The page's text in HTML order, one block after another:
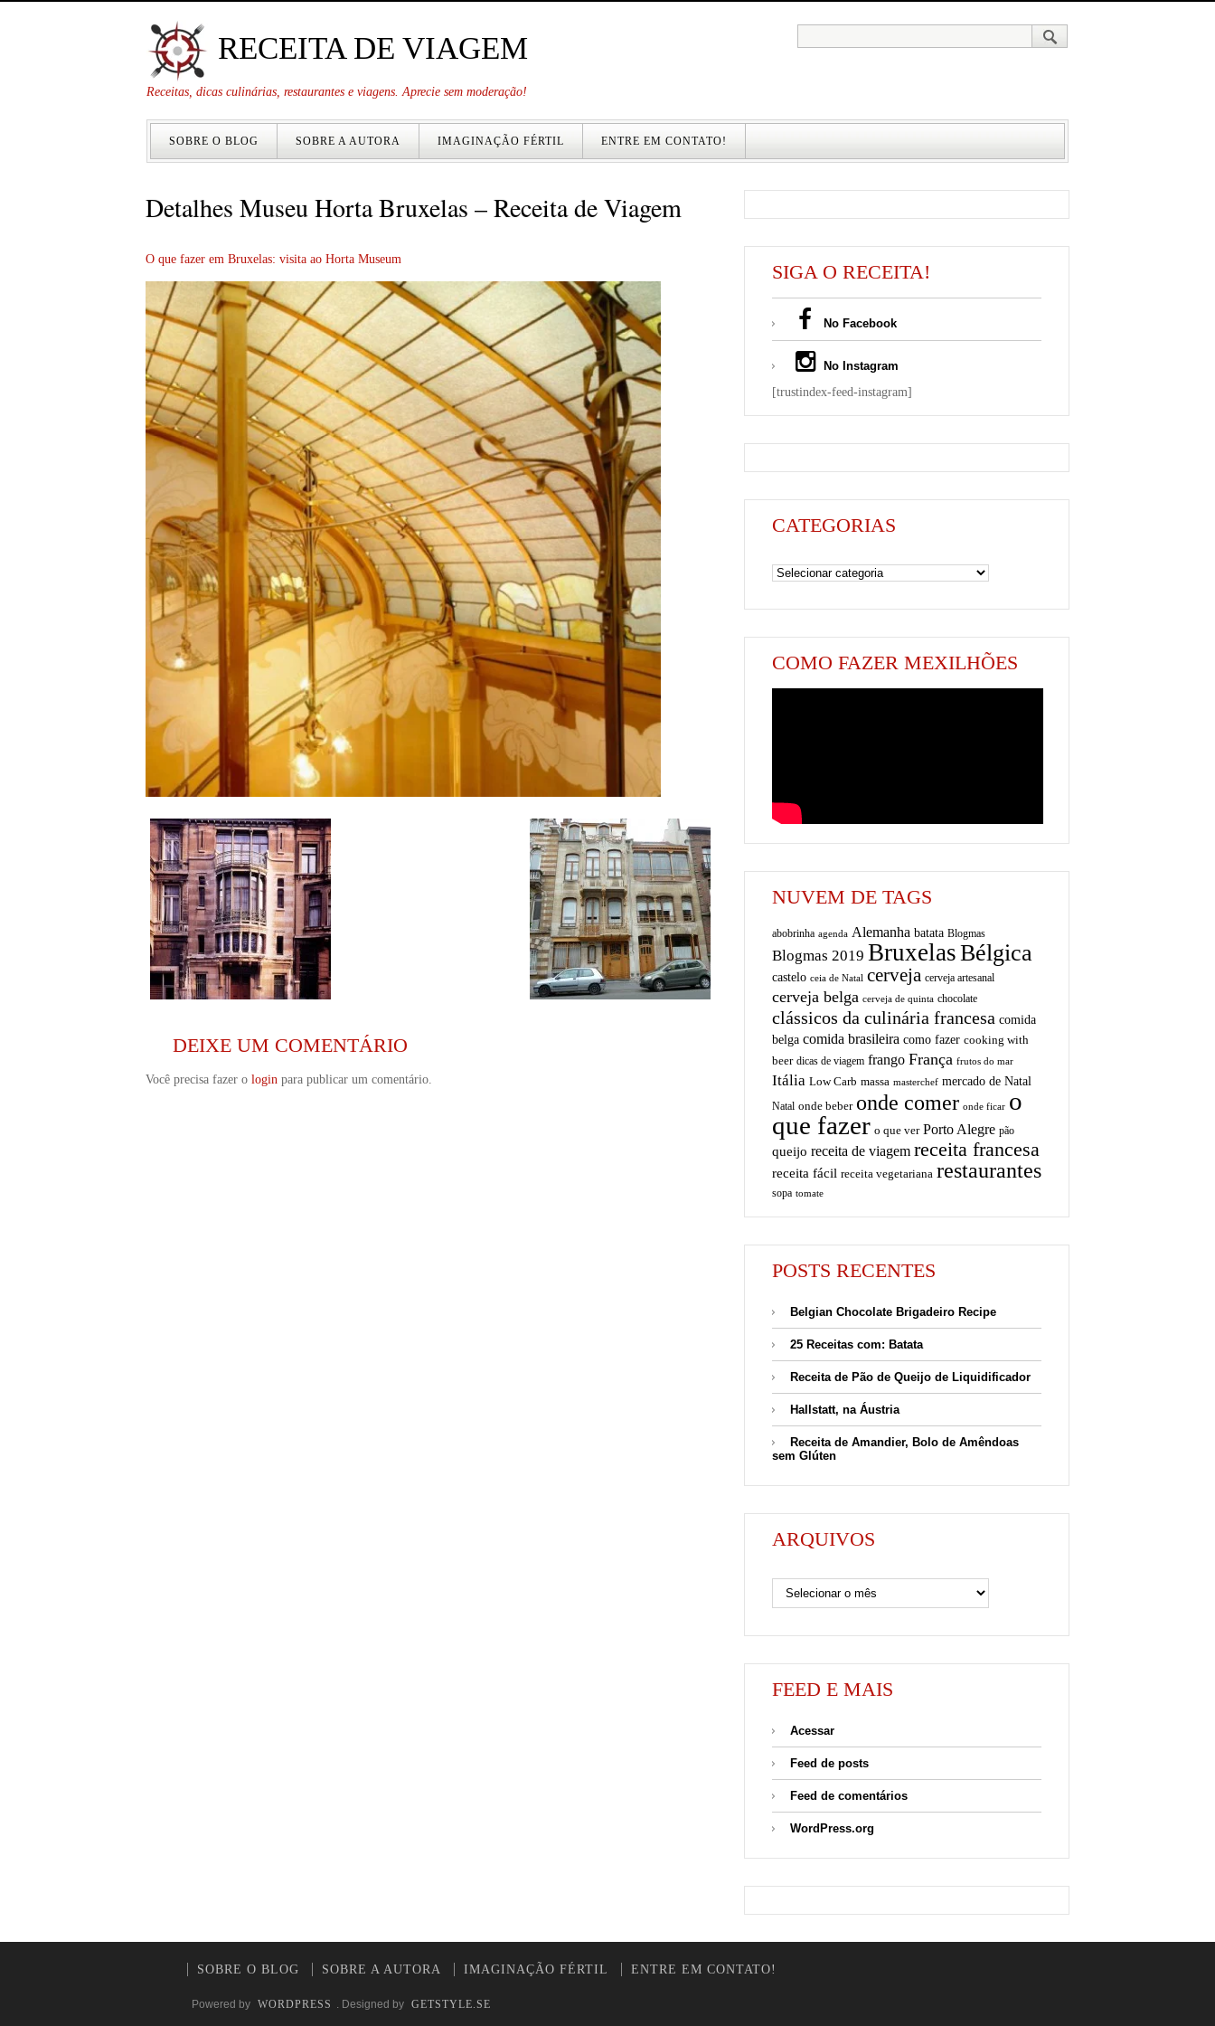
RECEITA DE VIAGEM
Receitas, dicas culinárias, restaurantes e viagens. Aprecie sem moderação!
SOBRE O BLOG SOBRE A AUTORA IMAGINAÇÃO FÉRTIL ENTRE EM CONTATO!
Detalhes Museu Horta Bruxelas – Receita de Viagem
O que fazer em Bruxelas: visita ao Horta Museum
DEIXE UM COMENTÁRIO
Você precisa fazer o login para publicar um comentário.
SIGA O RECEITA!
No Facebook
No Instagram
[trustindex-feed-instagram]
CATEGORIAS
COMO FAZER MEXILHÕES
NUVEM DE TAGS
abobrinha agenda Alemanha batata Blogmas
Blogmas 2019 BruxelasBélgica
castelo ceia de Natal cerveja cerveja artesanal
cerveja belga cerveja de quinta chocolate
clássicos da culinária francesa comida
belga comida brasileira como fazer cooking with
beer dicas de viagem frango França frutos do mar
Itália Low Carb massa masterchef mercado de Natal
Natal onde beber onde comer onde ficar o
que fazer o que ver Porto Alegre pão
queijo receita de viagem receita francesa
receita fácil receita vegetariana restaurantes
sopa tomate
POSTS RECENTES
Belgian Chocolate Brigadeiro Recipe
25 Receitas com: Batata
Receita de Pão de Queijo de Liquidificador
Hallstatt, na Áustria
Receita de Amandier, Bolo de Amêndoas
sem Glúten
ARQUIVOS
FEED E MAIS
Acessar
Feed de posts
Feed de comentários
WordPress.org
SOBRE O BLOG SOBRE A AUTORA IMAGINAÇÃO FÉRTIL ENTRE EM CONTATO!
Powered by WORDPRESS . Designed by GETSTYLE.SE